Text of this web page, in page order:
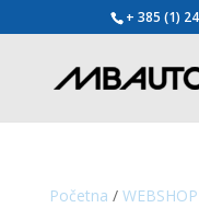
+ 385 (1)
Početna / WEBSHOP